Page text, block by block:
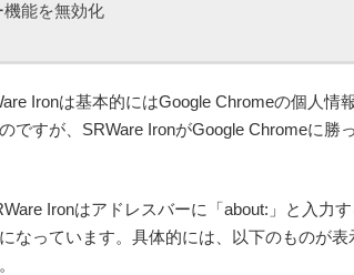
機能を無効化
Ironは基本的にはGoogle Chromeの個人情
ですが、SRWare IronがGoogle Chromeに勝
Ironはアドレスバーに「about:」と入力
なっています。具体的には、以下のものが